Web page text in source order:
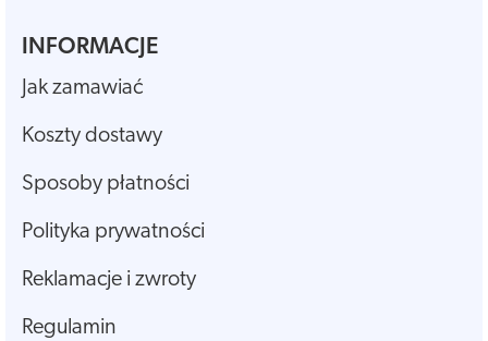
INFORMACJE
Jak zamawiać
Koszty dostawy
Sposoby płatności
Polityka prywatności
Reklamacje i zwroty
Regulamin